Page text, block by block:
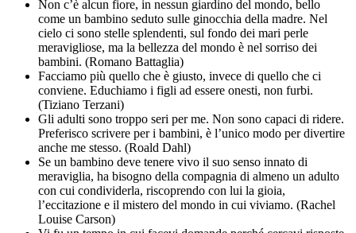
Non c’è alcun fiore, in nessun giardino del mondo, bello
come un bambino seduto sulle ginocchia della madre. Nel
cielo ci sono stelle splendenti, sul fondo dei mari perle
meravigliose, ma la bellezza del mondo è nel sorriso dei
bambini. (Romano Battaglia)
Facciamo più quello che è giusto, invece di quello che ci
conviene. Educhiamo i figli ad essere onesti, non furbi.
(Tiziano Terzani)
Gli adulti sono troppo seri per me. Non sono capaci di ridere.
Preferisco scrivere per i bambini, è l’unico modo per divertire
anche me stesso. (Roald Dahl)
Se un bambino deve tenere vivo il suo senso innato di
meraviglia, ha bisogno della compagnia di almeno un adulto
con cui condividerla, riscoprendo con lui la gioia,
l’eccitazione e il mistero del mondo in cui viviamo. (Rachel
Louise Carson)